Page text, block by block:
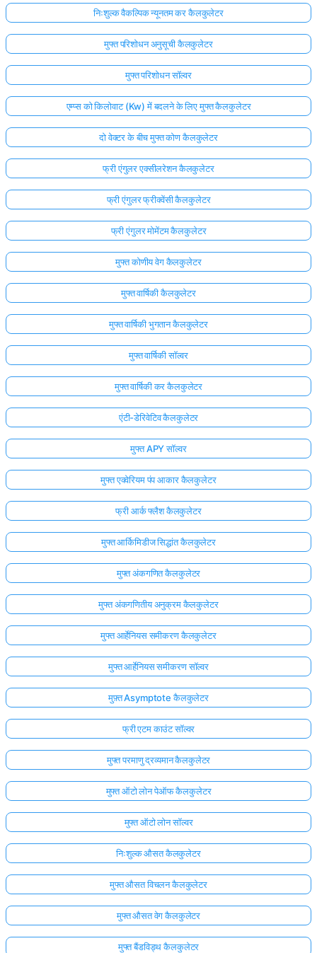
निःशुल्क वैकल्पिक न्यूनतम कर कैलकुलेटर
मुफ्त परिशोधन अनुसूची कैलकुलेटर
मुफ्त परिशोधन सॉल्वर
एम्प्स को किलोवाट (Kw) में बदलने के लिए मुफ्त कैलकुलेटर
दो वेक्टर के बीच मुफ्त कोण कैलकुलेटर
फ्री एंगुलर एक्सीलरेशन कैलकुलेटर
फ्री एंगुलर फ्रीक्वेंसी कैलकुलेटर
फ्री एंगुलर मोमेंटम कैलकुलेटर
मुफ्त कोणीय वेग कैलकुलेटर
मुफ्त वार्षिकी कैलकुलेटर
मुफ्त वार्षिकी भुगतान कैलकुलेटर
मुफ्त वार्षिकी सॉल्वर
मुफ्त वार्षिकी कर कैलकुलेटर
एंटी-डेरिवेटिव कैलकुलेटर
मुफ्त APY सॉल्वर
मुफ्त एक्वेरियम पंप आकार कैलकुलेटर
फ्री आर्क फ्लैश कैलकुलेटर
मुफ्त आर्किमिडीज सिद्धांत कैलकुलेटर
मुफ्त अंकगणित कैलकुलेटर
मुफ्त अंकगणितीय अनुक्रम कैलकुलेटर
मुफ्त आर्हेनियस समीकरण कैलकुलेटर
मुफ्त आर्हेनियस समीकरण सॉल्वर
मुफ़्त Asymptote कैलकुलेटर
फ्री एटम काउंट सॉल्वर
मुफ्त परमाणु द्रव्यमान कैलकुलेटर
मुफ्त ऑटो लोन पेऑफ कैलकुलेटर
मुफ्त ऑटो लोन सॉल्वर
निःशुल्क औसत कैलकुलेटर
मुफ्त औसत विचलन कैलकुलेटर
मुफ्त औसत वेग कैलकुलेटर
मुफ्त बैंडविड्थ कैलकुलेटर